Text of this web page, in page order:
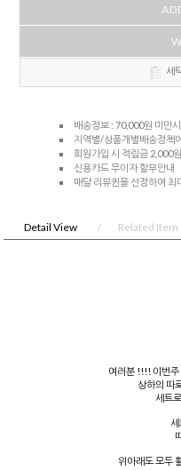
세
배송정보 : 70,000원 미만
지역별/상품개별배송정책
회원가입 시 적립금 2,000
신용카드 무이자 할부안내
매달 리뷰퀸을 선정하여
Detail View Related Item
여러분 !!!! 이번주
상하의 따
세트
위아래도 모두